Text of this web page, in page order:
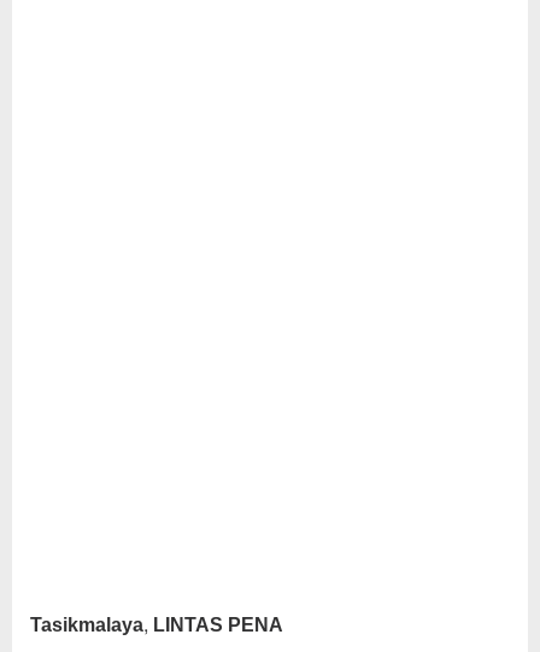
Tasikmalaya, LINTAS PENA